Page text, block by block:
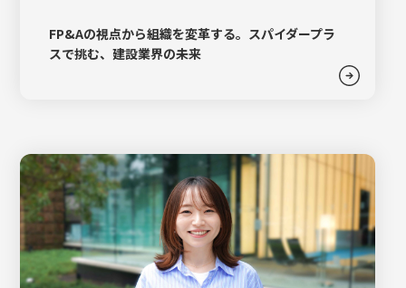
FP&Aの視点から組織を変革する。スパイダープラ
スで挑む、建設業界の未来